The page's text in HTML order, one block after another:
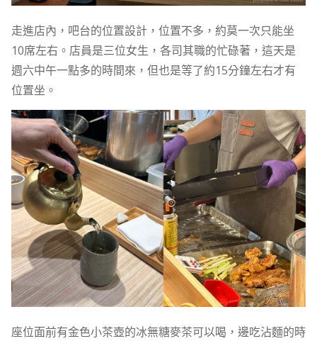
走進店內，吧台的位置設計，位置不多，約莫一次只能坐
10席左右。店員是三位女生，各司其職的忙碌著，這天是
週六中午一點多的時間來，但也是等了約15分鐘左右才有
位置坐。
座位面前有金色小茶壺的冰無糖麥茶可以喝，邊吃沾麵的時